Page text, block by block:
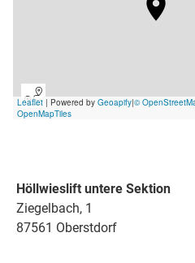
Höllwieslift untere Sektion
Ziegelbach, 1
87561 Oberstdorf